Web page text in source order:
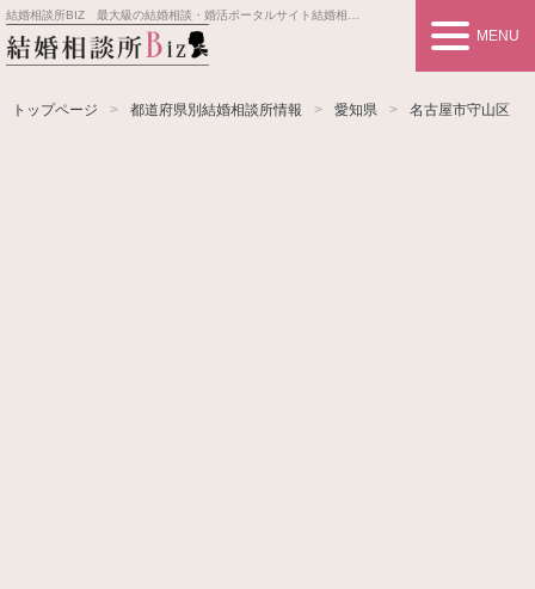
結婚相談所BIZ 最大級の結婚相談・婚活ポータルサイト結婚相談所事業者情報や婚活お見合いの悩み、対策を紹介します。
MENU
トップページ 都道府県別結婚相談所情報 愛知県 名古屋市守山区